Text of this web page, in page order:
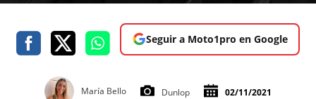
Seguir a Moto1pro en Google
María Bello Dunlop 02/11/2021